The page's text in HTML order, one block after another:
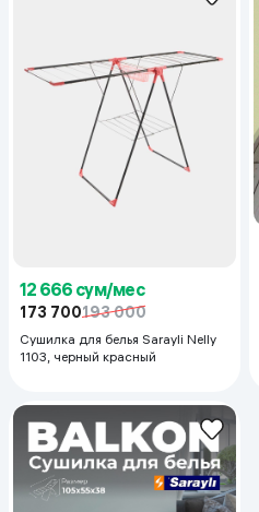
12 666 сум/мес
173 700193 000
Сушилка для белья Sarayli Nelly
1103, черный красный